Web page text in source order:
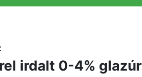
irdalt 0-4% glazúr